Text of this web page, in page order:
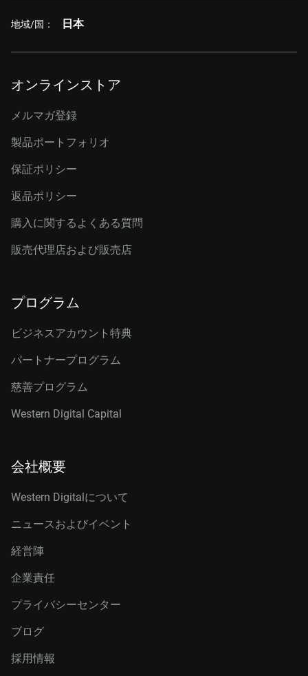
地域/国： 日本
オンラインストア
メルマガ登録
製品ポートフォリオ
保証ポリシー
返品ポリシー
購入に関するよくある質問
販売代理店および販売店
プログラム
ビジネスアカウント特典
パートナープログラム
慈善プログラム
Western Digital Capital
会社概要
Western Digitalについて
ニュースおよびイベント
経営陣
企業責任
プライバシーセンター
ブログ
採用情報